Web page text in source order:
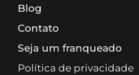
Blog
Contato
Seja um franqueado
Política de privacidade